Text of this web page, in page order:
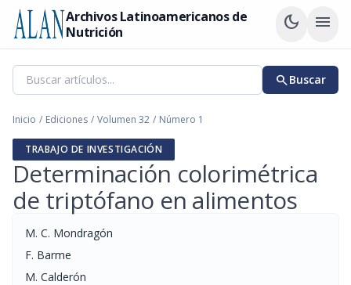
Archivos Latinoamericanos de
Nutrición
dark_mode menu
searchBuscar
Inicio / Ediciones / Volumen 32 / Número 1
TRABAJO DE INVESTIGACIÓN
Determinación colorimétrica
de triptófano en alimentos
M. C. Mondragón
F. Barme
M. Calderón